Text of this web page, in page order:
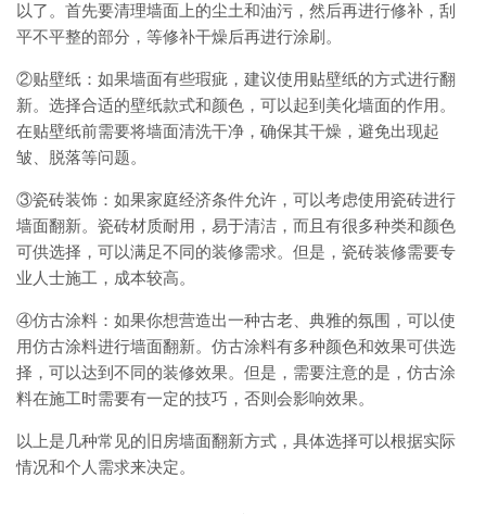
以了。首先要清理墙面上的尘土和油污，然后再进行修补，刮
平不平整的部分，等修补干燥后再进行涂刷。
②贴壁纸：如果墙面有些瑕疵，建议使用贴壁纸的方式进行翻
新。选择合适的壁纸款式和颜色，可以起到美化墙面的作用。
在贴壁纸前需要将墙面清洗干净，确保其干燥，避免出现起
皱、脱落等问题。
③瓷砖装饰：如果家庭经济条件允许，可以考虑使用瓷砖进行
墙面翻新。瓷砖材质耐用，易于清洁，而且有很多种类和颜色
可供选择，可以满足不同的装修需求。但是，瓷砖装修需要专
业人士施工，成本较高。
④仿古涂料：如果你想营造出一种古老、典雅的氛围，可以使
用仿古涂料进行墙面翻新。仿古涂料有多种颜色和效果可供选
择，可以达到不同的装修效果。但是，需要注意的是，仿古涂
料在施工时需要有一定的技巧，否则会影响效果。
以上是几种常见的旧房墙面翻新方式，具体选择可以根据实际
情况和个人需求来决定。